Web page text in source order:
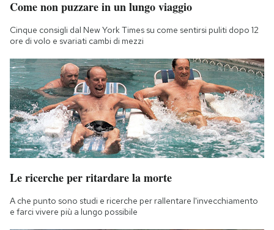
Come non puzzare in un lungo viaggio
Cinque consigli dal New York Times su come sentirsi puliti dopo 12
ore di volo e svariati cambi di mezzi
Le ricerche per ritardare la morte
A che punto sono studi e ricerche per rallentare l'invecchiamento
e farci vivere più a lungo possibile